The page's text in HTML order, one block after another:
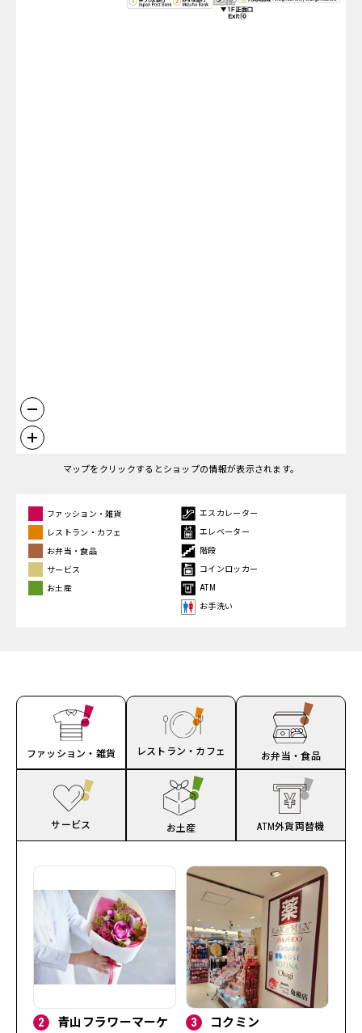
マップをクリックするとショップの情報が表示されます。
ファッション・雑貨
レストラン・カフェ
お弁当・食品
サービス
お土産
エスカレーター
エレベーター
階段
コインロッカー
ATM
お手洗い
ファッション・雑貨 レストラン・カフェ お弁当・食品
サービス お土産 ATM外貨両替機
2
青山フラワーマーケ
3 コクミン